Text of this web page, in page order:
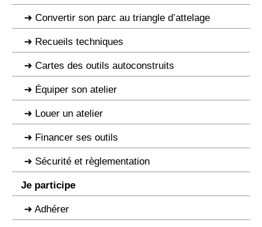
Convertir son parc au triangle d’attelage
Recueils techniques
Cartes des outils autoconstruits
Équiper son atelier
Louer un atelier
Financer ses outils
Sécurité et règlementation
Je participe
Adhérer